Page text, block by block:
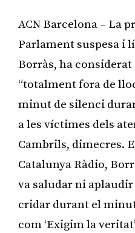
ACN Barcelona – La
Parlament suspesa i
Borràs, ha considerat
“totalment fora de
minut de silenci
a les víctimes dels
Cambrils, dimecres.
Catalunya Ràdio,
va saludar ni aplaudir
cridar durant el
com ‘Exigim la